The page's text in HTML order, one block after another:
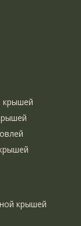
крышей
крышей